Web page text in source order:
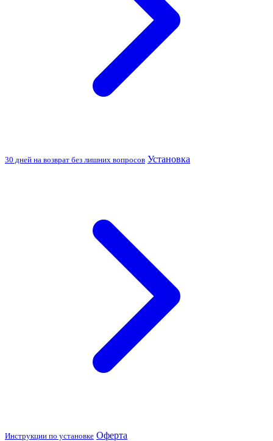
30 дней на возврат без лишних вопросов Установка
Инструкции по установке Оферта